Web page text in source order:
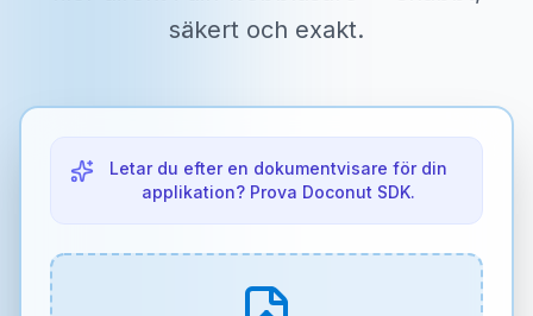
säkert och exakt.
Letar du efter en dokumentvisare för din
applikation? Prova Doconut SDK.